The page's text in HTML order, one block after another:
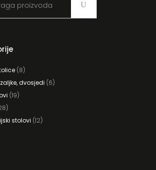
(8)
dvosjedi (6)
(19)
stolovi (12)